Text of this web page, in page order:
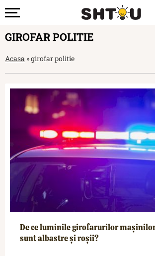
GIROFAR POLITIE
Acasa »girofar politie
De ce luminile girofarurilor
sunt albastre și roșii?